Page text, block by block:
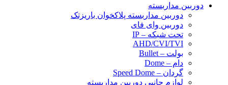
دوربین مداربسته
دوربین مداربسته پلاکخوان باریزتک
دوربین وای فای
تحت شبکه – IP
AHD/CVI/TVI
بولت – Bullet
دام – Dome
گردان – Speed Dome
لوازم جانبی دوربین مداربسته